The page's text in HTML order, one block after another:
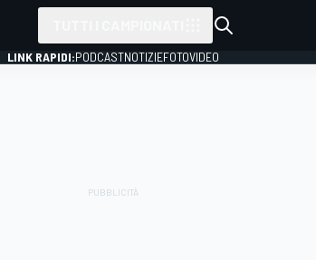
LINK RAPIDI:PODCASTNOTIZIEFOTOVIDEO